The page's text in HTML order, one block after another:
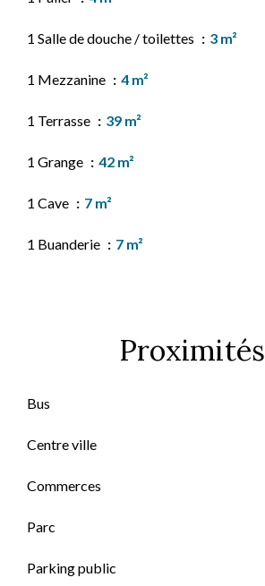
1 Salle de douche / toilettes 3 m²
1 Mezzanine 4 m²
1 Terrasse 39 m²
1 Grange 42 m²
1 Cave 7 m²
1 Buanderie 7 m²
Proximités
Bus
Centre ville
Commerces
Parc
Parking public